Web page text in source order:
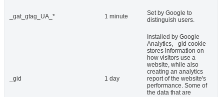
_gat_gtag_UA_* 1 minute
Set by Google to
distinguish users.
_gid 1 day
Installed by Google
Analytics, _gid cookie
stores information on
how visitors use a
website, while also
creating an analytics
report of the website's
performance. Some of
the data that are